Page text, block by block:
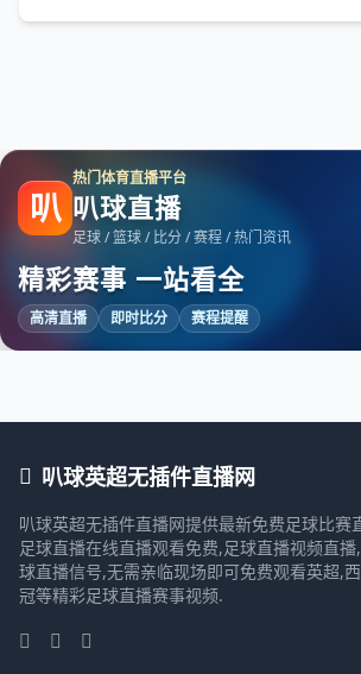
叭
热门体育直播平台
叭球直播
足球 / 篮球 / 比分 / 赛程 / 热门资讯
精彩赛事 一站看全
高清直播 即时比分 赛程提醒
叭球英超无插件直播网
叭球英超无插件直播网提供最新免费足球比赛
足球直播在线直播观看免费,足球直播视频直
球直播信号,无需亲临现场即可免费观看英超,
冠等精彩足球直播赛事视频.